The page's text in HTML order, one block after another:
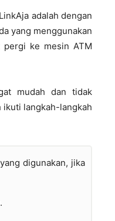
adalah dengan
yang menggunakan
pergi ke mesin ATM
mudah dan tidak
ikuti langkah-langkah
digunakan, jika